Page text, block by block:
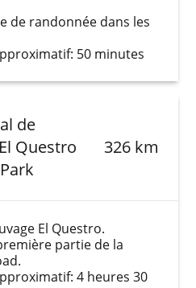
de randonnée dans les
50 minutes
de
Questro
326 km
El Questro.
partie de la
4 heures 30